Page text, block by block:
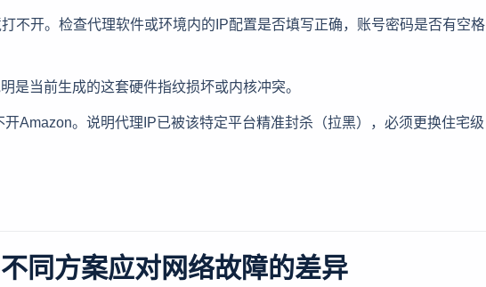
不开。检查代理软件或环境内的IP配置是否填写正确，账号密码是否有空格
是当前生成的这套硬件指纹损坏或内核冲突。
Amazon。说明代理IP已被该特定平台精准封杀（拉黑），必须更换住宅级
同方案应对网络故障的差异